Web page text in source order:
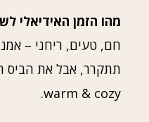
מהו הזמן האידיאלי
חם, טעים, ריחני –
תתקרר, אבל את הביס
warm & cozy.